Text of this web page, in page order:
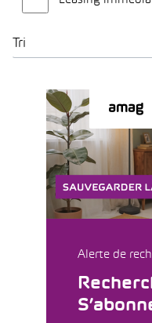
Tri
Alerte de